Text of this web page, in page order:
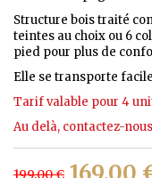
Structure bois traité
teintes au choix ou 6
pied pour plus de
Elle se transporte
Tarif valable pour 4
Au delà, contactez-
199,00 €